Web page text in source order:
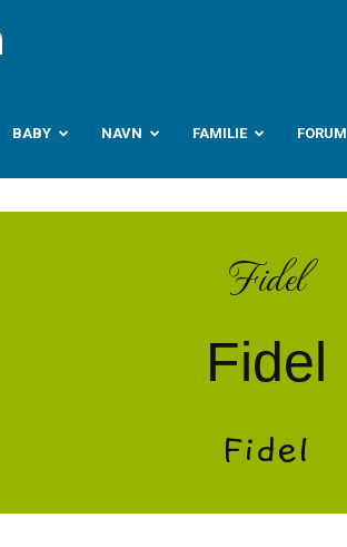
Babyverden.no
BABY NAVN FAMILIE FORUM
Fidel
Fidel
Fidel